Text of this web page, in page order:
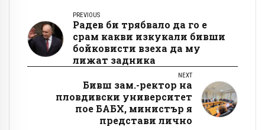
PREVIOUS
Радев би трябвало да го е
срам какви изкукали бивши
бойковисти взеха да му
лижат задника
NEXT
Бивш зам.-ректор на
пловдивски университет
пое БАБХ, министър я
представи лично